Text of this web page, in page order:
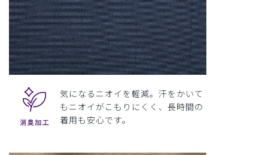
気になるニオイを軽減。汗をかいて
もニオイがこもりにくく、長時間の
着用も安心です。